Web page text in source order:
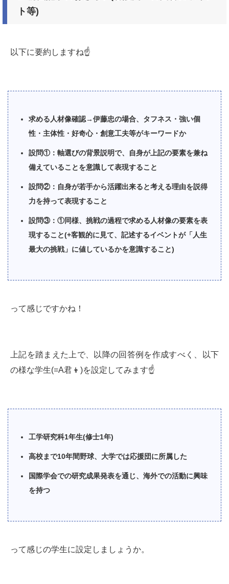
ト等)
以下に要約しますね☝️
求める人材像確認→伊藤忠の場合、タフネス・強い個
性・主体性・好奇心・創意工夫等がキーワードか
設問①：軸選びの背景説明で、自身が上記の要素を兼ね
備えていることを意識して表現すること
設問②：自身が若手から活躍出来ると考える理由を説得
力を持って表現すること
設問③：①同様、挑戦の過程で求める人材像の要素を表
現すること(+客観的に見て、記述するイベントが「人生
最大の挑戦」に値しているかを意識すること)
って感じですかね！
上記を踏まえた上で、以降の回答例を作成すべく、以下
の様な学生(=A君👦)を設定してみます☝️
工学研究科1年生(修士1年)
高校まで10年間野球、大学では応援団に所属した
国際学会での研究成果発表を通じ、海外での活動に興味
を持つ
って感じの学生に設定しましょうか。